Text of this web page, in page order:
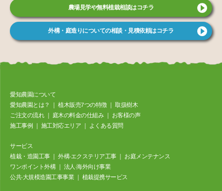
農場見学や無料植栽相談はコチラ
外構・庭造りについての相談・見積依頼はコチラ
愛知農園について
愛知農園とは？ ｜植⽊販売7つの特徴｜取扱樹⽊
ご注⽂の流れ｜ 庭⽊の料⾦の仕組み｜ お客様の声
施⼯事例 施工対応エリア よくある質問
サービス
植栽・造園工事｜外構‧エクステリア⼯事｜ お庭メンテナンス
ワンポイント外構｜ 法⼈‧海外向け事業
公共‧⼤規模造園⼯事事業｜ 植栽提携サービス